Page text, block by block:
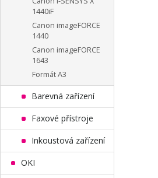
1440iF
Canon imageFORCE
1440
Canon imageFORCE
1643
Formát A3
Barevná zařízení
Faxové přístroje
Inkoustová zařízení
OKI